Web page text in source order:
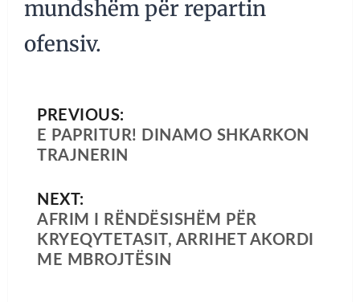
mundshëm për repartin
ofensiv.
PREVIOUS:
E PAPRITUR! DINAMO SHKARKON
TRAJNERIN
NEXT:
AFRIM I RËNDËSISHËM PËR
KRYEQYTETASIT, ARRIHET AKORDI
ME MBROJTËSIN